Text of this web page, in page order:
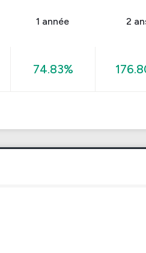
1 année 2
74.83%